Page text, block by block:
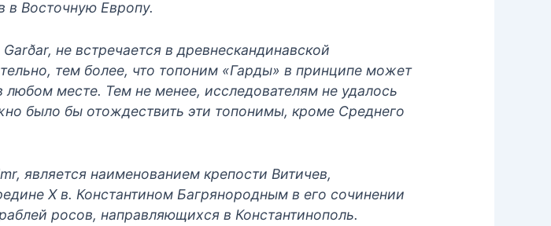
в Восточную Европу.
не встречается в древнескандинавской
тем более, что топоним «Гарды» в принципе может
любом месте. Тем не менее, исследователям не удалось
было бы отождествить эти топонимы, кроме Среднего
является наименованием крепости Витичев,
X в. Константином Багрянородным в его сочинении
росов, направляющихся в Константинополь.